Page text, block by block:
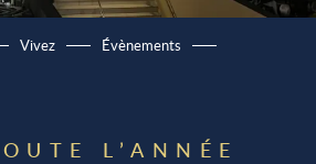
Vivez Évènements
L’ANNÉE